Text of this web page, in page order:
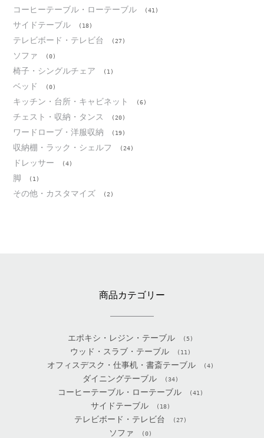
コーヒーテーブル・ローテーブル (41)
サイドテーブル (18)
テレビボード・テレビ台 (27)
ソファ (0)
椅子・シングルチェア (1)
ベッド (0)
キッチン・台所・キャビネット (6)
チェスト・収納・タンス (20)
ワードローブ・洋服収納 (19)
収納棚・ラック・シェルフ (24)
ドレッサー (4)
脚 (1)
その他・カスタマイズ (2)
商品カテゴリー
エポキシ・レジン・テーブル (5)
ウッド・スラブ・テーブル (11)
オフィスデスク・仕事机・書斎テーブル (4)
ダイニングテーブル (34)
コーヒーテーブル・ローテーブル (41)
サイドテーブル (18)
テレビボード・テレビ台 (27)
ソファ (0)